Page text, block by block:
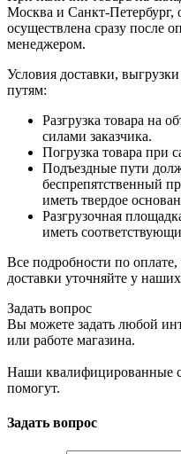
Москва и Санкт-Петербург,
осуществлена сразу после
менеджером.
Условия доставки,
путям:
Разгрузка товара на
силами заказчика.
Погрузка товара при
Подъездные пути
беспрепятственный
иметь твердое
Разгрузочная
иметь
Все подробности по
доставки уточняйте у
Задать вопрос
Вы можете задать любой
или работе магазина.
Наши квалифицированные
помогут.
Задать вопрос